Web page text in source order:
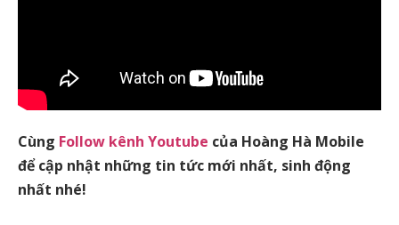
Cùng Follow kênh Youtube của Hoàng Hà Mobile
để cập nhật những tin tức mới nhất, sinh động
nhất nhé!